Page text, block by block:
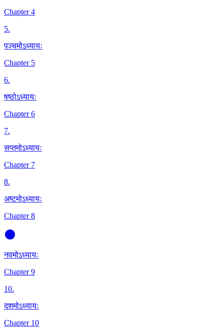
Chapter 4
5.
पञ्चमोऽध्यायः
Chapter 5
6.
षष्ठोऽध्यायः
Chapter 6
7.
सप्तमोऽध्यायः
Chapter 7
8.
अष्टमोऽध्यायः
Chapter 8
नवमोऽध्यायः
Chapter 9
10.
दशमोऽध्यायः
Chapter 10